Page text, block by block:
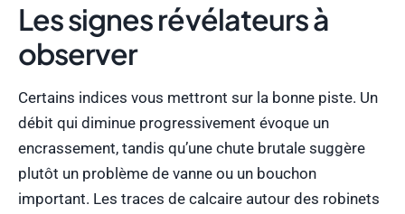
Les signes révélateurs à
observer
Certains indices vous mettront sur la bonne piste. Un
débit qui diminue progressivement évoque un
encrassement, tandis qu’une chute brutale suggère
plutôt un problème de vanne ou un bouchon
important. Les traces de calcaire autour des robinets